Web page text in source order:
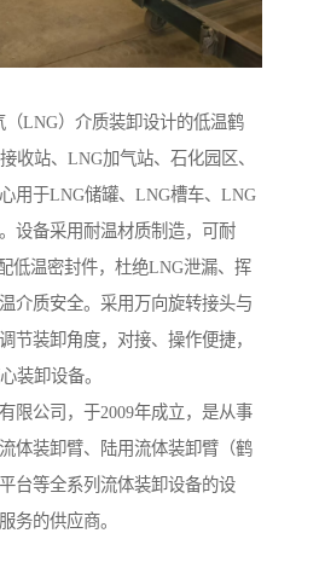
（LNG）介质装卸设计的低温鹤
收站、LNG加气站、石化园区、
用于LNG储罐、LNG槽车、LNG
设备采用耐温材质制造，可耐
低温密封件，杜绝LNG泄漏、挥
介质安全。采用万向旋转接头与
节装卸角度，对接、操作便捷，
装卸设备。
限公司，于2009年成立，是从事
体装卸臂、陆用流体装卸臂（鹤
台等全系列流体装卸设备的设
务的供应商。